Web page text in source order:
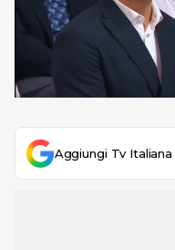
Aggiungi Tv